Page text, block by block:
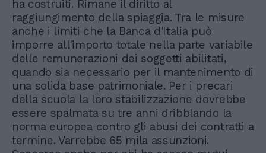
ha costruiti. Rimane il diritto al
raggiungimento della spiaggia. Tra le misure
anche i limiti che la Banca d'Italia può
imporre all'importo totale nella parte variabile
delle remunerazioni dei soggetti abilitati,
quando sia necessario per il mantenimento di
una solida base patrimoniale. Per i precari
della scuola la loro stabilizzazione dovrebbe
essere spalmata su tre anni dribblando la
norma europea contro gli abusi dei contratti a
termine. Varrebbe 65 mila assunzioni.